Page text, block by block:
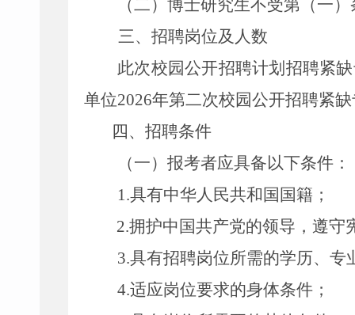
（二） 博士研究生不受第 （一）
三、招聘岗位及人数
此次校园公开招聘计划招聘紧
单位2026年第二次校园公开招聘紧
四、 招聘条件
（一）报考者应具备以下条件：
1.具有中华人民共和国国籍；
2.拥护中国共产党的领导，遵守
3.具有招聘岗位所需的学历、专
4.适应岗位要求的身体条件；